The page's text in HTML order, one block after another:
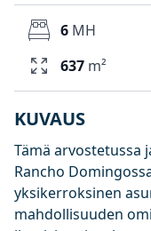
6 MH
637 m²
KUVAUS
Tämä arvostetussa
Rancho
yksikerroksinen
mahdollisuuden